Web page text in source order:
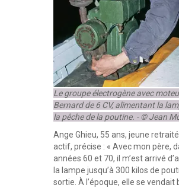
Le groupe électrogène avec
Bernard de 6 CV, alimentant la
la pêche de la poutine. - © Jean
Ange Ghieu, 55 ans, jeune
actif, précise : « Avec mon père,
années 60 et 70, il m’est arrivé
la lampe jusqu’à 300 kilos de
sortie. À l’époque, elle se vendait